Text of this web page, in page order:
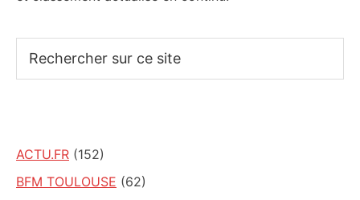
sur
ACTU.FR (152)
BFM TOULOUSE (62)